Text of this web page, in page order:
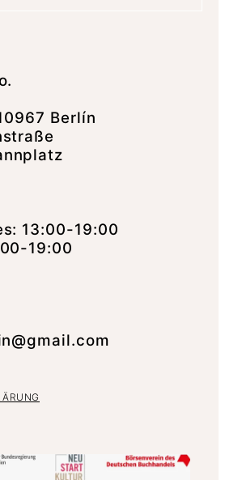
Berlín
13:00-19:00
19:00